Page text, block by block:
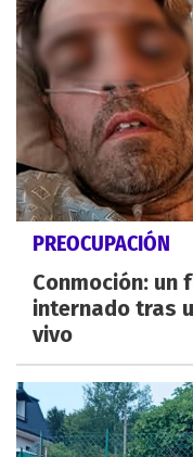
PREOCUPACIÓN
Conmoción:
internado tras
vivo